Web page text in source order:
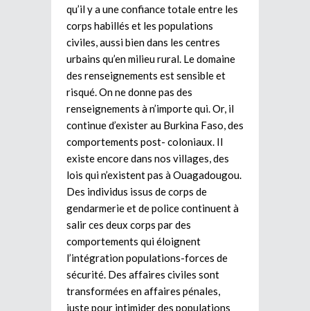
qu’il y a une confiance totale entre les
corps habillés et les populations
civiles, aussi bien dans les centres
urbains qu’en milieu rural. Le domaine
des renseignements est sensible et
risqué. On ne donne pas des
renseignements à n’importe qui. Or, il
continue d’exister au Burkina Faso, des
comportements post- coloniaux. Il
existe encore dans nos villages, des
lois qui n’existent pas à Ouagadougou.
Des individus issus de corps de
gendarmerie et de police continuent à
salir ces deux corps par des
comportements qui éloignent
l’intégration populations-forces de
sécurité. Des affaires civiles sont
transformées en affaires pénales,
juste pour intimider des populations